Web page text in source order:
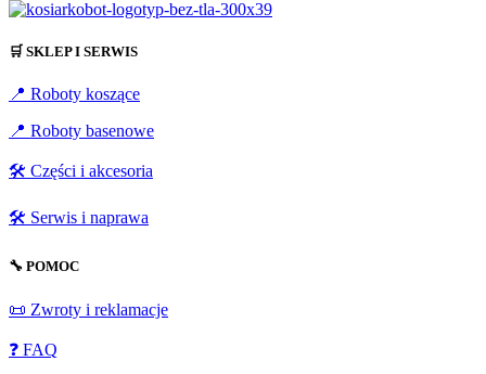
🛒 SKLEP I SERWIS
📍 Roboty koszące
📍 Roboty basenowe
🛠️ Części i akcesoria
🛠️ Serwis i naprawa
🔧 POMOC
📜 Zwroty i reklamacje
❓ FAQ